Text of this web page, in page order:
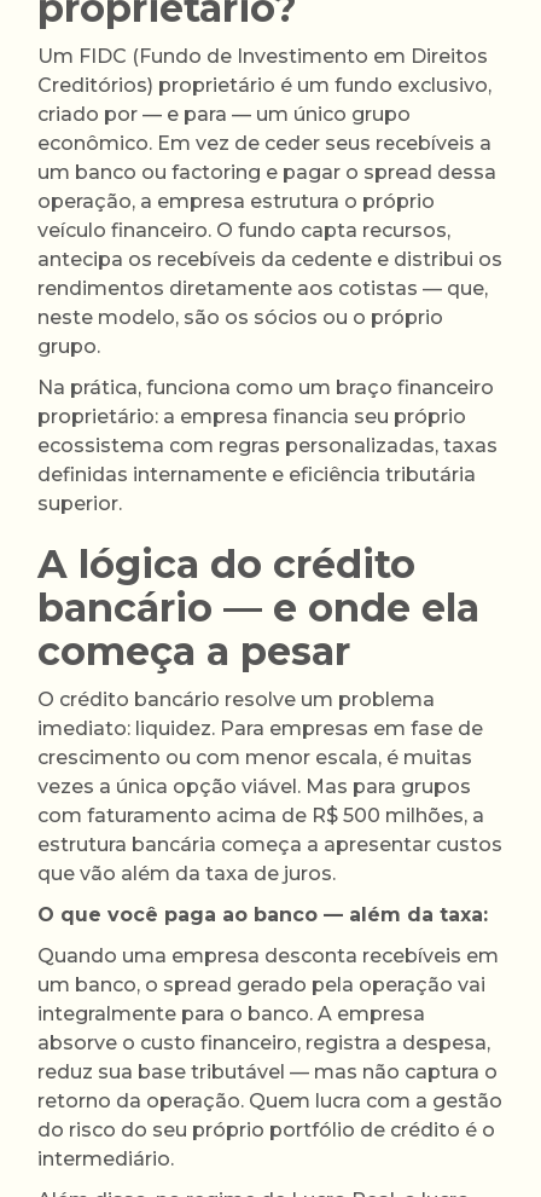
Um FIDC (Fundo de Investimento em Direitos
Creditórios) proprietário é um fundo exclusivo,
criado por — e para — um único grupo
econômico. Em vez de ceder seus recebíveis a
um banco ou factoring e pagar o spread dessa
operação, a empresa estrutura o próprio
veículo financeiro. O fundo capta recursos,
antecipa os recebíveis da cedente e distribui os
rendimentos diretamente aos cotistas — que,
neste modelo, são os sócios ou o próprio
grupo.
Na prática, funciona como um braço financeiro
proprietário: a empresa financia seu próprio
ecossistema com regras personalizadas, taxas
definidas internamente e eficiência tributária
superior.
A lógica do crédito
bancário — e onde ela
começa a pesar
O crédito bancário resolve um problema
imediato: liquidez. Para empresas em fase de
crescimento ou com menor escala, é muitas
vezes a única opção viável. Mas para grupos
com faturamento acima de R$ 500 milhões, a
estrutura bancária começa a apresentar custos
que vão além da taxa de juros.
O que você paga ao banco — além da taxa:
Quando uma empresa desconta recebíveis em
um banco, o spread gerado pela operação vai
integralmente para o banco. A empresa
absorve o custo financeiro, registra a despesa,
reduz sua base tributável — mas não captura o
retorno da operação. Quem lucra com a gestão
do risco do seu próprio portfólio de crédito é o
intermediário.